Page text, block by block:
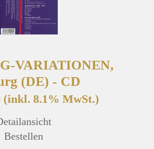
VARIATIONEN,
(DE) - CD
(inkl. 8.1% MwSt.)
Bestellen